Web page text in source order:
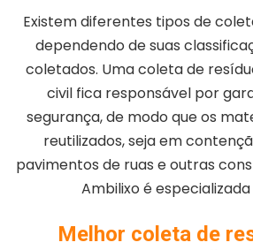
Existem diferentes tipos de
dependendo de suas
coletados. Uma coleta de
civil fica responsável por
segurança, de modo que os
reutilizados, seja em
pavimentos de ruas e outras
Ambilixo é
Melhor coleta de